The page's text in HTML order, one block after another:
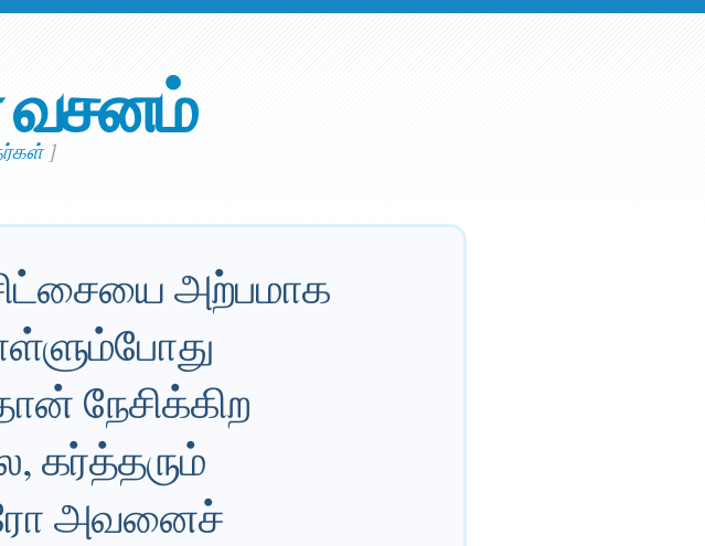
]
அற்பமாக
நேசிக்கிற
கர்த்தரும்
அவனைச்